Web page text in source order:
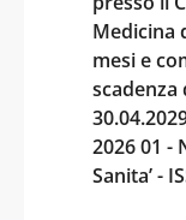
Medicina
mesi e
2026 01 -
Sanita’ -